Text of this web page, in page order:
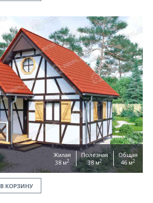
Жилая
38 м2
Полезная
38 м2
Общая
46 м2
В КОРЗИНУ